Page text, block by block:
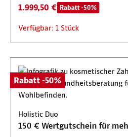
1.999,50 € Rabatt -50%
Verfügbar: 1 Stück
Rabatt -50%
Holistic Duo
150 € Wertgutschein für